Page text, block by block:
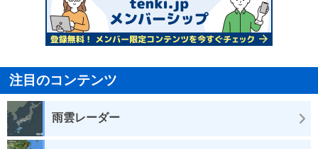
注目のコンテンツ
雨雲レーダー